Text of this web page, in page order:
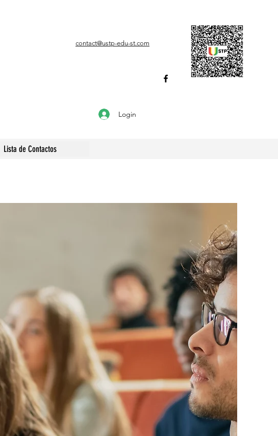
contact@ustp-edu-st.com
Login
Lista de Contactos